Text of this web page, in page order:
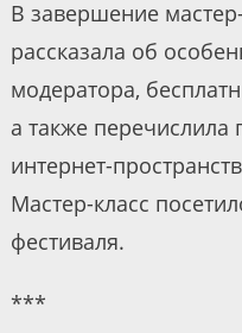
В завершение
рассказала об
модератора,
а также
интернет-
Мастер-класс
фестиваля.
***